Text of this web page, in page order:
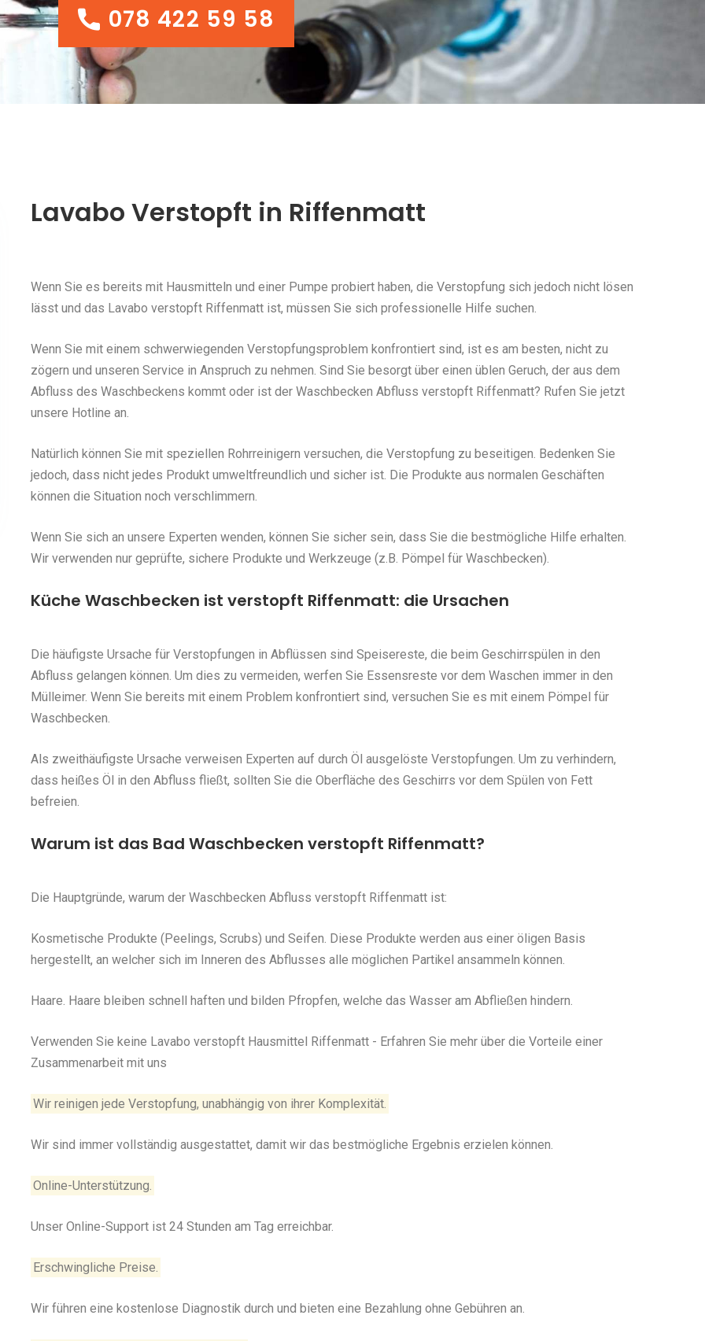
078 422 59 58
078 422 59 58
Lavabo Verstopft in Riffenmatt
Wenn Sie es bereits mit Hausmitteln und einer Pumpe probiert haben, die Verstopfung sich jedoch nicht lösen
lässt und das Lavabo verstopft Riffenmatt ist, müssen Sie sich professionelle Hilfe suchen.
Wenn Sie mit einem schwerwiegenden Verstopfungsproblem konfrontiert sind, ist es am besten, nicht zu
zögern und unseren Service in Anspruch zu nehmen. Sind Sie besorgt über einen üblen Geruch, der aus dem
Abfluss des Waschbeckens kommt oder ist der Waschbecken Abfluss verstopft Riffenmatt? Rufen Sie jetzt
unsere Hotline an.
Natürlich können Sie mit speziellen Rohrreinigern versuchen, die Verstopfung zu beseitigen. Bedenken Sie
jedoch, dass nicht jedes Produkt umweltfreundlich und sicher ist. Die Produkte aus normalen Geschäften
können die Situation noch verschlimmern.
Wenn Sie sich an unsere Experten wenden, können Sie sicher sein, dass Sie die bestmögliche Hilfe erhalten.
Wir verwenden nur geprüfte, sichere Produkte und Werkzeuge (z.B. Pömpel für Waschbecken).
Küche Waschbecken ist verstopft Riffenmatt: die Ursachen
Die häufigste Ursache für Verstopfungen in Abflüssen sind Speisereste, die beim Geschirrspülen in den
Abfluss gelangen können. Um dies zu vermeiden, werfen Sie Essensreste vor dem Waschen immer in den
Mülleimer. Wenn Sie bereits mit einem Problem konfrontiert sind, versuchen Sie es mit einem Pömpel für
Waschbecken.
Als zweithäufigste Ursache verweisen Experten auf durch Öl ausgelöste Verstopfungen. Um zu verhindern,
dass heißes Öl in den Abfluss fließt, sollten Sie die Oberfläche des Geschirrs vor dem Spülen von Fett
befreien.
Warum ist das Bad Waschbecken verstopft Riffenmatt?
Die Hauptgründe, warum der Waschbecken Abfluss verstopft Riffenmatt ist:
Kosmetische Produkte (Peelings, Scrubs) und Seifen. Diese Produkte werden aus einer öligen Basis
hergestellt, an welcher sich im Inneren des Abflusses alle möglichen Partikel ansammeln können.
Haare. Haare bleiben schnell haften und bilden Pfropfen, welche das Wasser am Abfließen hindern.
Verwenden Sie keine Lavabo verstopft Hausmittel Riffenmatt - Erfahren Sie mehr über die Vorteile einer
Zusammenarbeit mit uns
Wir reinigen jede Verstopfung, unabhängig von ihrer Komplexität.
Wir sind immer vollständig ausgestattet, damit wir das bestmögliche Ergebnis erzielen können.
Online-Unterstützung.
Unser Online-Support ist 24 Stunden am Tag erreichbar.
Erschwingliche Preise.
Wir führen eine kostenlose Diagnostik durch und bieten eine Bezahlung ohne Gebühren an.